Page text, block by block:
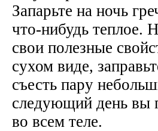
Запарьте на ночь
что-нибудь теплое.
свои полезные
сухом виде,
съесть пару
следующий день вы
во всем теле.